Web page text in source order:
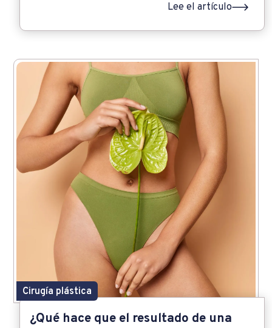
Lee el artículo
¿Qué hace que el resultado de una
Cirugía plástica